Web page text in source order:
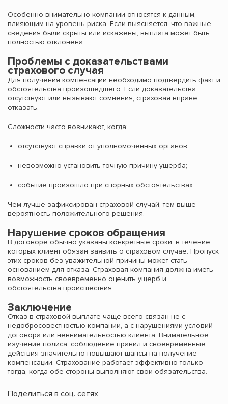
Особенно внимательно компании относятся к данным,
влияющим на уровень риска. Если выясняется, что важные
сведения были скрыты или искажены, выплата может быть
полностью отклонена.
Проблемы с доказательствами
страхового случая
Для получения компенсации необходимо подтвердить факт и
обстоятельства произошедшего. Если доказательства
отсутствуют или вызывают сомнения, страховая вправе
отказать.
Сложности часто возникают, когда:
отсутствуют справки от уполномоченных органов;
невозможно установить точную причину ущерба;
событие произошло при спорных обстоятельствах.
Чем лучше зафиксирован страховой случай, тем выше
вероятность положительного решения.
Нарушение сроков обращения
В договоре обычно указаны конкретные сроки, в течение
которых клиент обязан заявить о страховом случае. Пропуск
этих сроков без уважительной причины может стать
основанием для отказа. Страховая компания должна иметь
возможность своевременно оценить ущерб и
обстоятельства происшествия.
Заключение
Отказ в страховой выплате чаще всего связан не с
недобросовестностью компании, а с нарушениями условий
договора или невнимательностью клиента. Внимательное
изучение полиса, соблюдение правил и своевременные
действия значительно повышают шансы на получение
компенсации. Страхование работает эффективно только
тогда, когда обе стороны выполняют свои обязательства.
Поделиться в соц. сетях